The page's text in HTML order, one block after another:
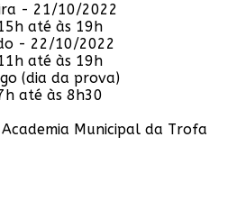
- 21/10/2022
até às 19h
- 22/10/2022
até às 19h
(dia da prova)
até às 8h30
Municipal da Trofa